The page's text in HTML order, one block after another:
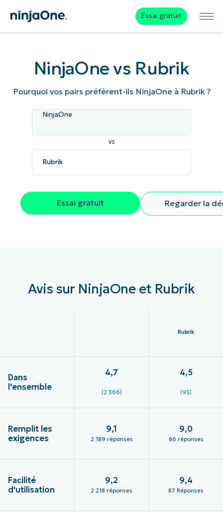
Essai gratuit
NinjaOne vs Rubrik
Pourquoi vos pairs préfèrent-ils NinjaOne à Rubrik ?
NinjaOne
vs
Essai gratuit Regarder la
Avis sur NinjaOne et Rubrik
Rubrik
Dans
l'ensemble
4,7
(2 366)
4,5
(95)
Remplit les
exigences
9,1
2 189 réponses
9,0
86 réponses
Facilité
d'utilisation
9,2
2 218 réponses
9,4
87 Réponses